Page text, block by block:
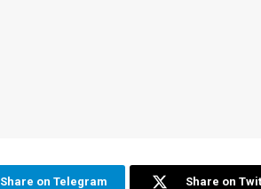
Share on Telegram Share on